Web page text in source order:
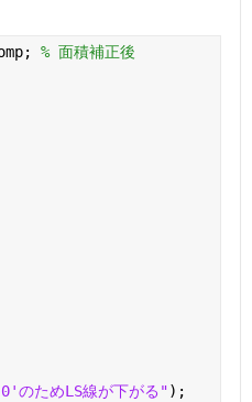
% 面積補正後
ためLS線が下がる");